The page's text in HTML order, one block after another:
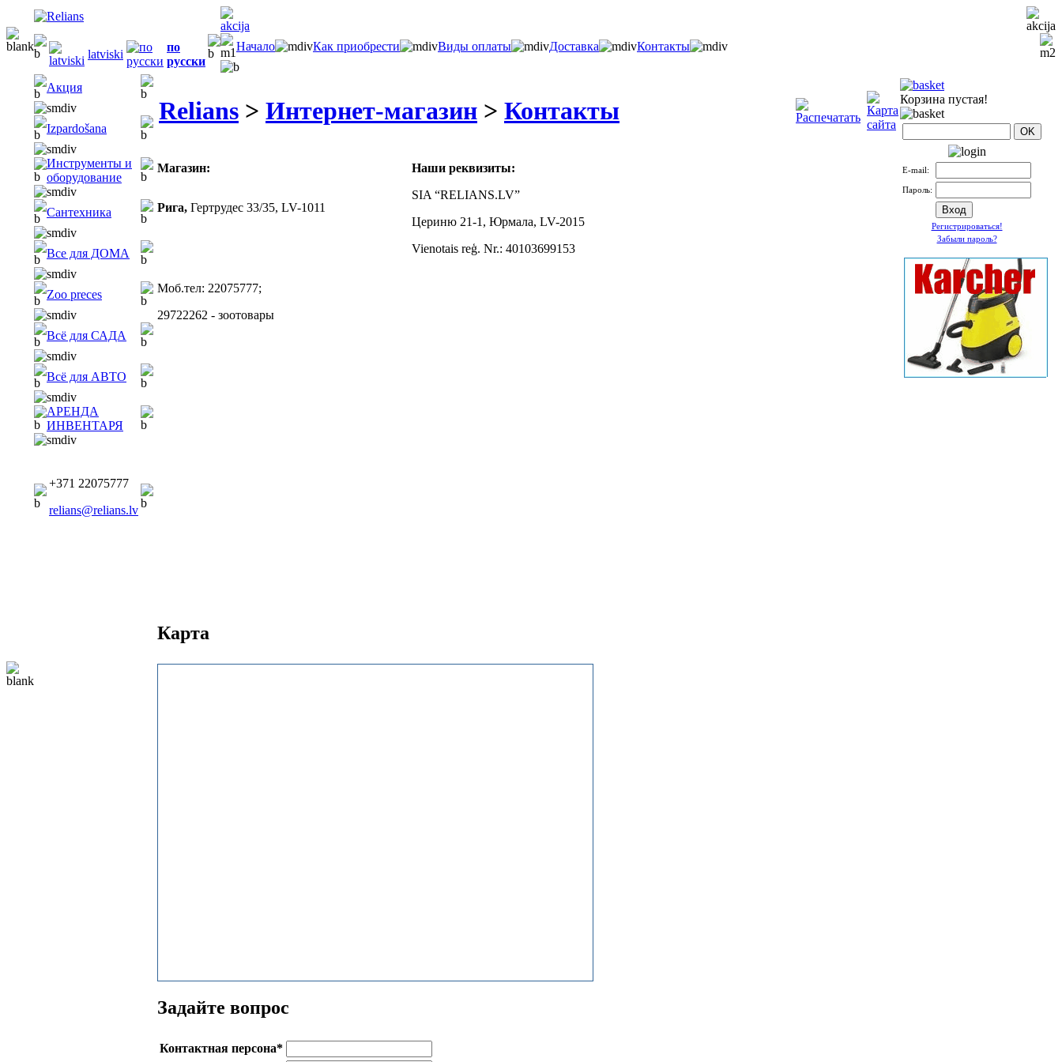
latviski
по
русски
Начало Как приобрести Виды оплаты Доставка Контакты
Акция
Izpardošana
Инструменты и
оборудование
Сантехника
Все для ДОМА
Zoo preces
Всё для САДА
Всё для АВТО
АРЕНДА
ИНВЕНТАРЯ
+371 22075777
relians@relians.lv
Relians > Интернет-магазин > Контакты
Магазин:
Рига, Гертрудес 33/35, LV-1011
Моб.тел: 22075777;
29722262 - зоотовары
Наши реквизиты:
SIA “RELIANS.LV”
Цериню 21-1, Юрмала, LV-2015
Vienotais reģ. Nr.: 40103699153
Карта
Задайте вопрос
Контактная персона*
Корзина пустая!
Е-mail:
Пароль:
Регистрироваться!
Забыли пароль?